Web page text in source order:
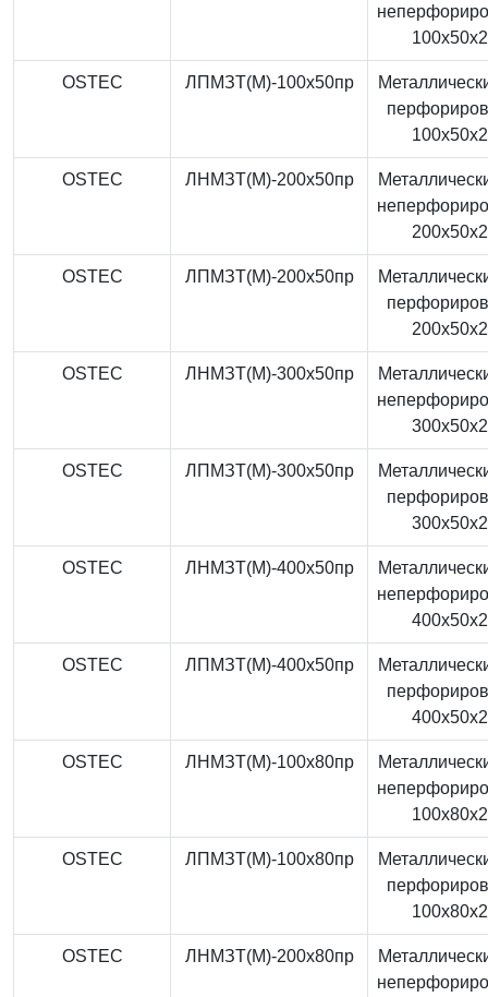
OSTEC ЛПМЗТ(М)-100x50пр
OSTEC ЛНМЗТ(М)-200x50пр
OSTEC ЛПМЗТ(М)-200x50пр
OSTEC ЛНМЗТ(М)-300x50пр
OSTEC ЛПМЗТ(М)-300x50пр
OSTEC ЛНМЗТ(М)-400x50пр
OSTEC ЛПМЗТ(М)-400x50пр
OSTEC ЛНМЗТ(М)-100x80пр
OSTEC ЛПМЗТ(М)-100x80пр
OSTEC ЛНМЗТ(М)-200x80пр